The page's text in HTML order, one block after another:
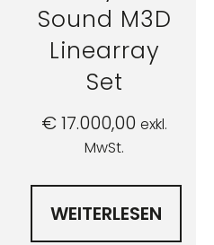
Sound M3D
Linearray
Set
€17.000,00 exkl.
MwSt.
WEITERLESEN